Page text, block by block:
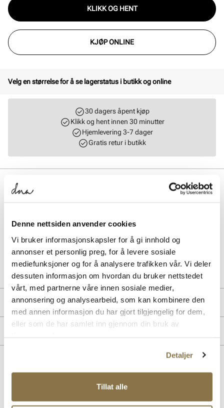
Denne nettsiden anvender cookies
Vi bruker informasjonskapsler for å gi innhold og
annonser et personlig preg, for å levere sosiale
mediefunksjoner og for å analysere trafikken vår. Vi deler
dessuten informasjon om hvordan du bruker nettstedet
vårt, med partnerne våre innen sosiale medier,
annonsering og analysearbeid, som kan kombinere den
med annen informasjon du har gjort tilgjengelig for dem,
eller som de har samlet inn gjennom din bruk av
Detaljer
Tillat alle
KLIKK OG HENT
KJØP ONLINE
Velg en størrelse for å se lagerstatus i butikk og online
30 dagers åpent kjøp
Klikk og hent innen 30 minutter
Hjemlevering 3-7 dager
Gratis retur i butikk
BESKRIVELSE
Støvletter med slouchy skaft for et trendy utrykk. Stabil hæl som
kombinere med ulike antrekk og passer seg derfor til flere
51753001
25V1250
PRODUKTDETALJER
Overdel: Textil
Lignende produkter